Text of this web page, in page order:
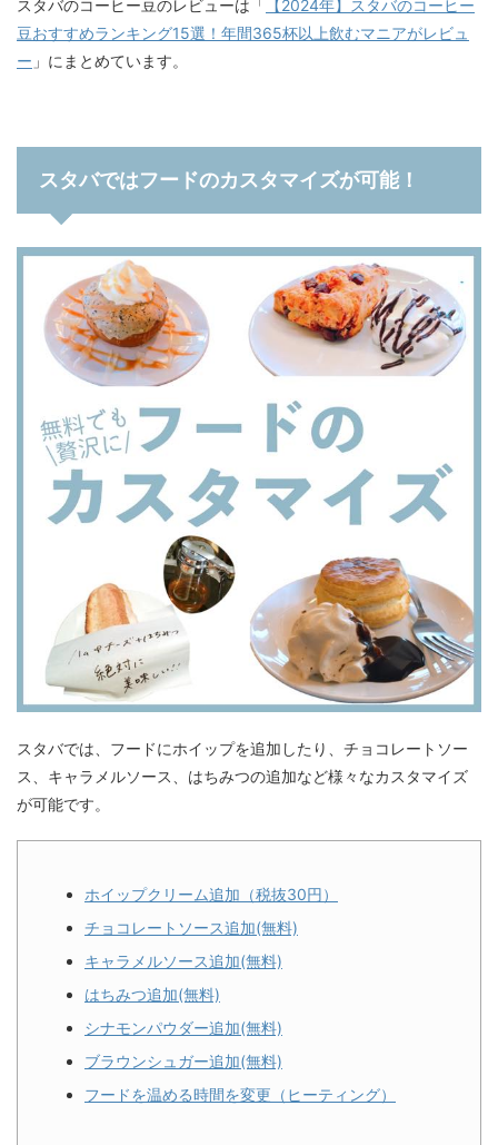
スタバのコーヒー豆のレビューは「
【2024年】スタバのコーヒー
豆おすすめランキング15選！年間365杯以上飲むマニアがレビュ
ー 」にまとめています。
スタバではフードのカスタマイズが可能！
スタバでは、フードにホイップを追加したり、チョコレートソー
ス、キャラメルソース、はちみつの追加など様々なカスタマイズ
が可能です。
ホイップクリーム追加（税抜30円）
チョコレートソース追加(無料)
キャラメルソース追加(無料)
はちみつ追加(無料)
シナモンパウダー追加(無料)
ブラウンシュガー追加(無料)
フードを温める時間を変更（ヒーティング）